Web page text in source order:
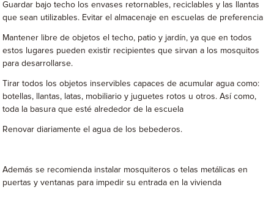
Guardar bajo techo los envases retornables, reciclables y las llantas
que sean utilizables. Evitar el almacenaje en escuelas de preferencia
Mantener libre de objetos el techo, patio y jardín, ya que en todos
estos lugares pueden existir recipientes que sirvan a los mosquitos
para desarrollarse.
Tirar todos los objetos inservibles capaces de acumular agua como:
botellas, llantas, latas, mobiliario y juguetes rotos u otros. Así como,
toda la basura que esté alrededor de la escuela
Renovar diariamente el agua de los bebederos.
Además se recomienda instalar mosquiteros o telas metálicas en
puertas y ventanas para impedir su entrada en la vivienda